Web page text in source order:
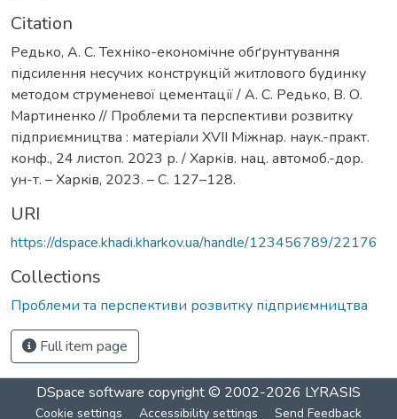
Citation
Редько, А. С. Техніко-економічне обґрунтування
підсилення несучих конструкцій житлового будинку
методом струменевої цементації / А. С. Редько, В. О.
Мартиненко // Проблеми та перспективи розвитку
підприємництва : матеріали ХVІI Міжнар. наук.-практ.
конф., 24 листоп. 2023 р. / Харків. нац. автомоб.-дор.
ун-т. – Харкiв, 2023. – С. 127–128.
URI
https://dspace.khadi.kharkov.ua/handle/123456789/22176
Collections
Проблеми та перспективи розвитку підприємництва
Full item page
DSpace software copyright © 2002-2026 LYRASIS
Cookie settings Accessibility settings Send Feedback